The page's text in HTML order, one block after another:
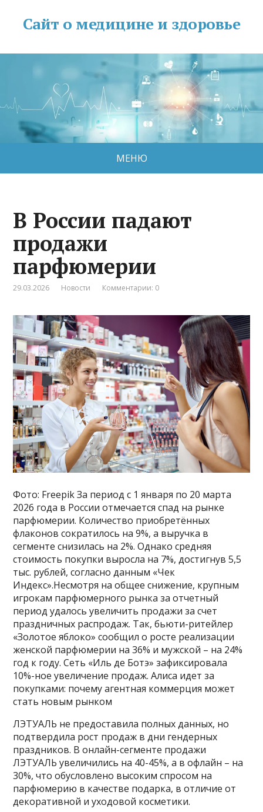
Сайт о медицине и здоровье
МЕНЮ
В России падают
продажи
парфюмерии
29.03.2026 Новости Комментарии: 0
Фото: Freepik За период с 1 января по 20 марта
2026 года в России отмечается спад на рынке
парфюмерии. Количество приобретённых
флаконов сократилось на 9%, а выручка в
сегменте снизилась на 2%. Однако средняя
стоимость покупки выросла на 7%, достигнув 5,5
тыс. рублей, согласно данным «Чек
Индекс».Несмотря на общее снижение, крупным
игрокам парфюмерного рынка за отчетный
период удалось увеличить продажи за счет
праздничных распродаж. Так, бьюти-ритейлер
«Золотое яблоко» сообщил о росте реализации
женской парфюмерии на 36% и мужской – на 24%
год к году. Сеть «Иль де Ботэ» зафиксировала
10%-ное увеличение продаж. Алиса идет за
покупками: почему агентная коммерция может
стать новым рынком
ЛЭТУАЛЬ не предоставила полных данных, но
подтвердила рост продаж в дни гендерных
праздников. В онлайн-сегменте продажи
ЛЭТУАЛЬ увеличились на 40-45%, а в офлайн – на
30%, что обусловлено высоким спросом на
парфюмерию в качестве подарка, в отличие от
декоративной и уходовой косметики.